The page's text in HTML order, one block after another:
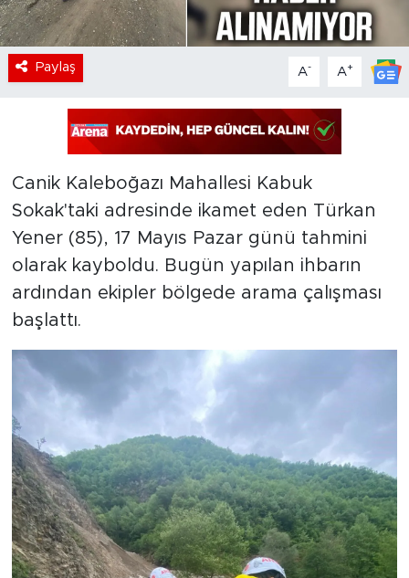
Paylaş A- A+
Canik Kaleboğazı Mahallesi Kabuk
Sokak'taki adresinde ikamet eden Türkan
Yener (85), 17 Mayıs Pazar günü tahmini
olarak kayboldu. Bugün yapılan ihbarın
ardından ekipler bölgede arama çalışması
başlattı.